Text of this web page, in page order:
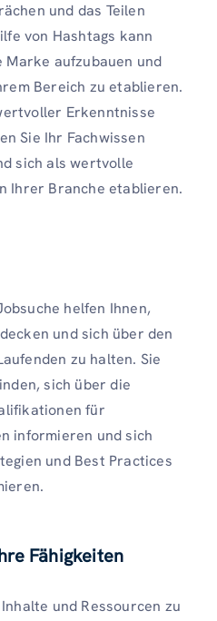
und das Teilen
von Hashtags kann
Marke aufzubauen und
Bereich zu etablieren.
Erkenntnisse
Sie Ihr Fachwissen
sich als wertvolle
Ihrer Branche etablieren.
helfen Ihnen,
und sich über den
zu halten. Sie
sich über die
für
informieren und sich
und Best Practices
Fähigkeiten
und Ressourcen zu